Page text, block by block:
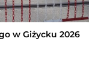
w Giżycku 2026